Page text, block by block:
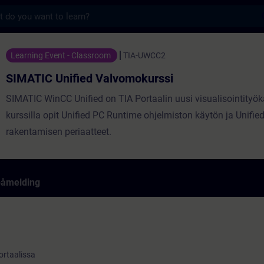
Valvomokurssi - Opplæring - Opplæring
Learning Event - Classroom TIA-UWCC2
SIMATIC Unified Valvomokurssi
SIMATIC WinCC Unified on TIA Portaalin uusi
kurssilla opit Unified PC Runtime ohjelmiston käytön ja
rakentamisen periaatteet.